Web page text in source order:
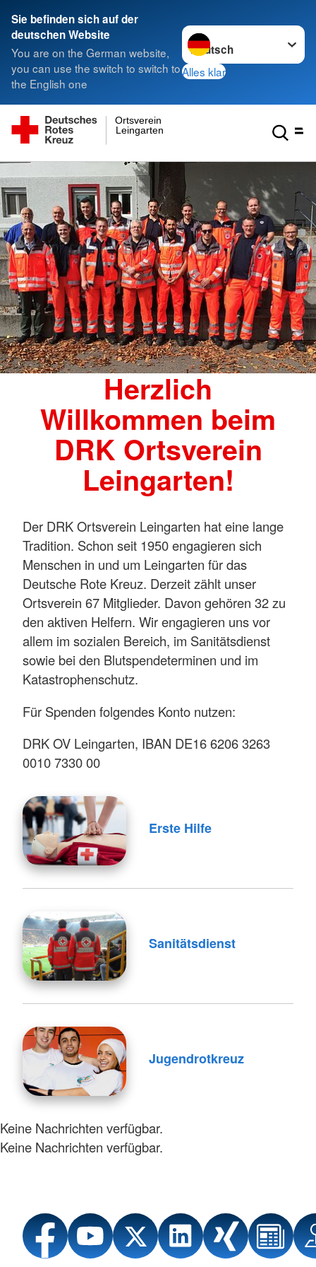
Sie befinden sich auf der
deutschen Website
You are on the German website,
you can use the switch to switch to
the English one
Sprache wechseln zu
Alles klar
Leingarten
Ortsverein
Herzlich
Willkommen beim
DRK Ortsverein
Leingarten!
Der DRK Ortsverein Leingarten hat eine lange
Tradition. Schon seit 1950 engagieren sich
Menschen in und um Leingarten für das
Deutsche Rote Kreuz. Derzeit zählt unser
Ortsverein 67 Mitglieder. Davon gehören 32 zu
den aktiven Helfern. Wir engagieren uns vor
allem im sozialen Bereich, im Sanitätsdienst
sowie bei den Blutspendeterminen und im
Katastrophenschutz.
Für Spenden folgendes Konto nutzen:
DRK OV Leingarten, IBAN DE16 6206 3263
0010 7330 00
Erste Hilfe
Sanitätsdienst
Jugendrotkreuz
Keine Nachrichten verfügbar.
Keine Nachrichten verfügbar.